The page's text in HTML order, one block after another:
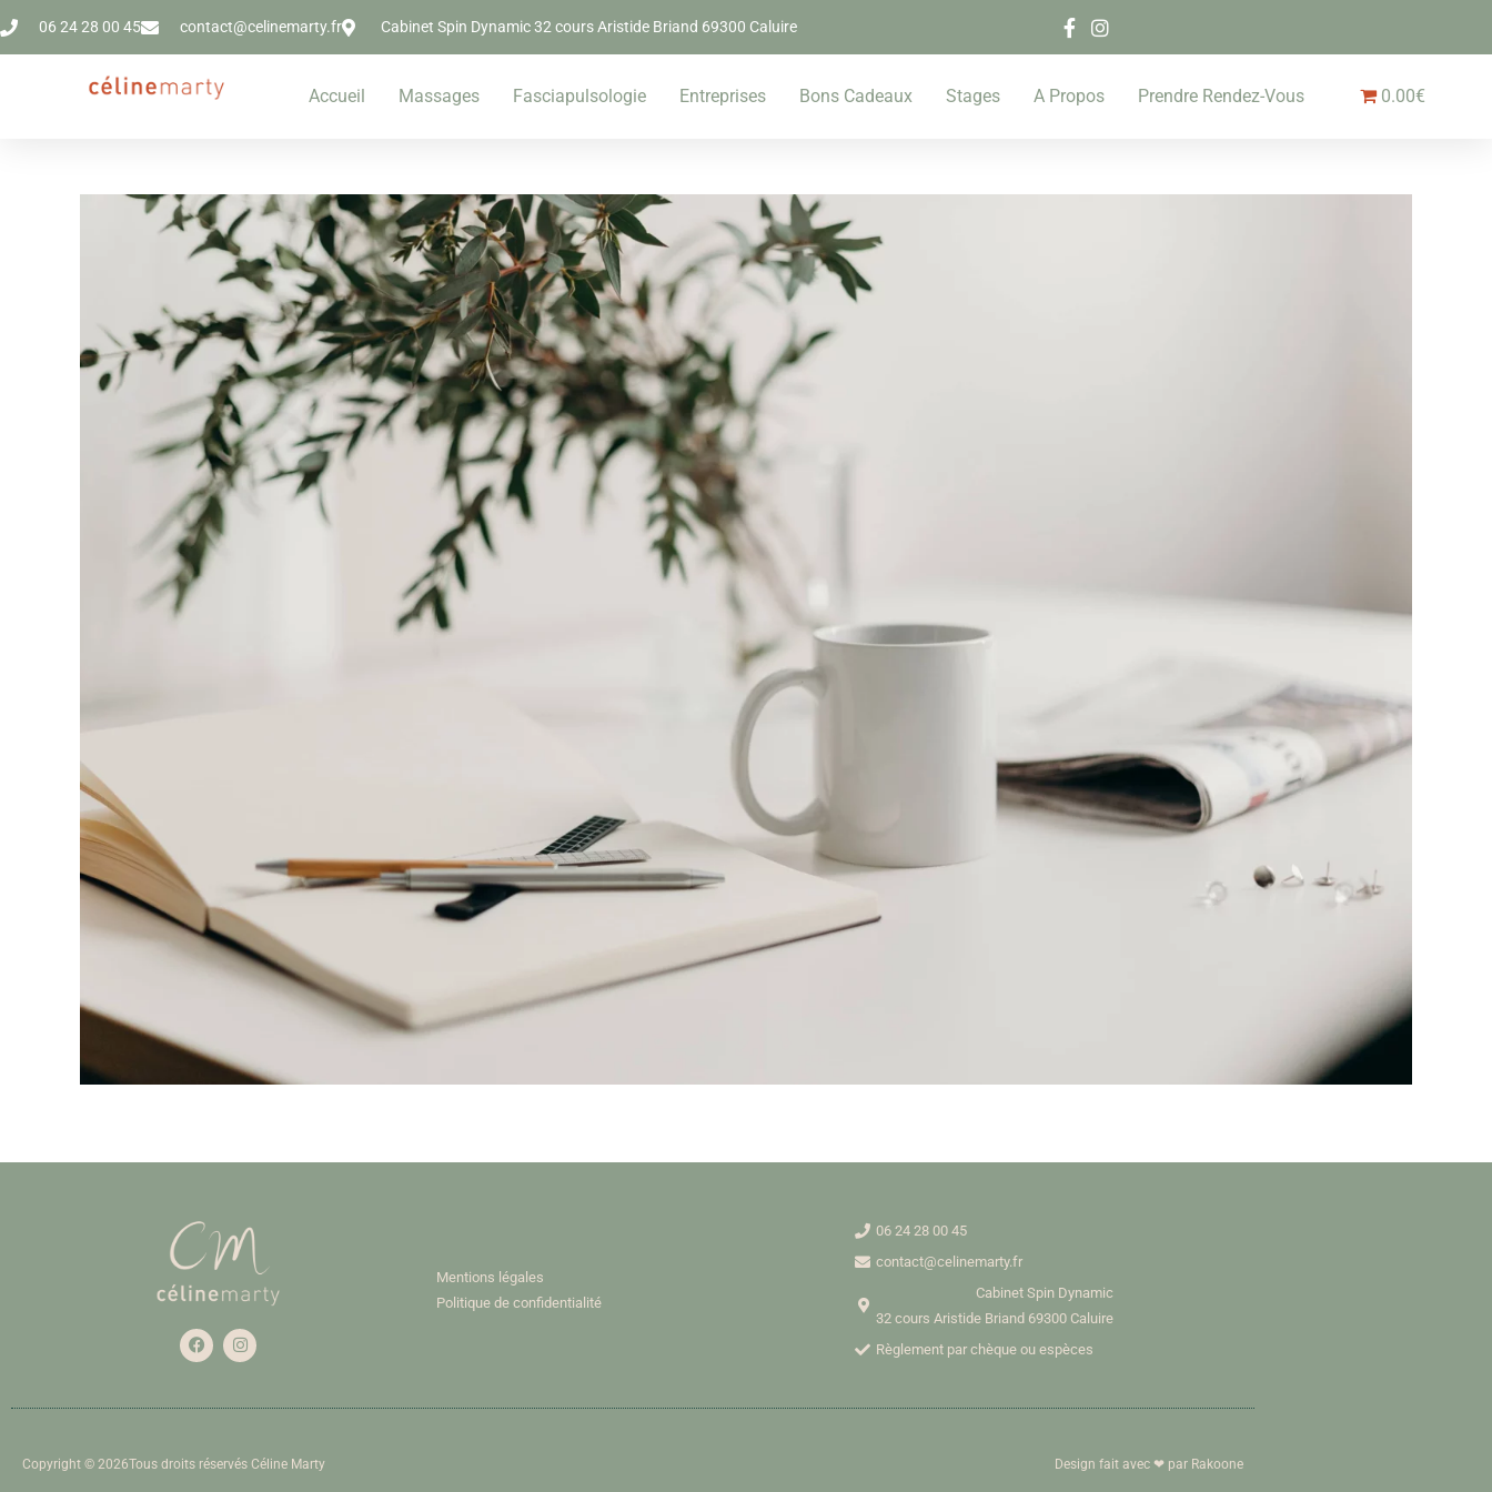
06 24 28 00 45 contact@celinemarty.fr Cabinet Spin Dynamic 32 cours Aristide Briand 69300 Caluire
Accueil Massages Fasciapulsologie Entreprises Bons Cadeaux Stages A Propos Prendre Rendez-Vous 0.00€
Mentions légales
Politique de confidentialité
06 24 28 00 45
contact@celinemarty.fr
Cabinet Spin Dynamic
32 cours Aristide Briand 69300 Caluire
Règlement par chèque ou espèces
Copyright © 2026Tous droits réservés Céline Marty Design fait avec ❤ par Rakoone